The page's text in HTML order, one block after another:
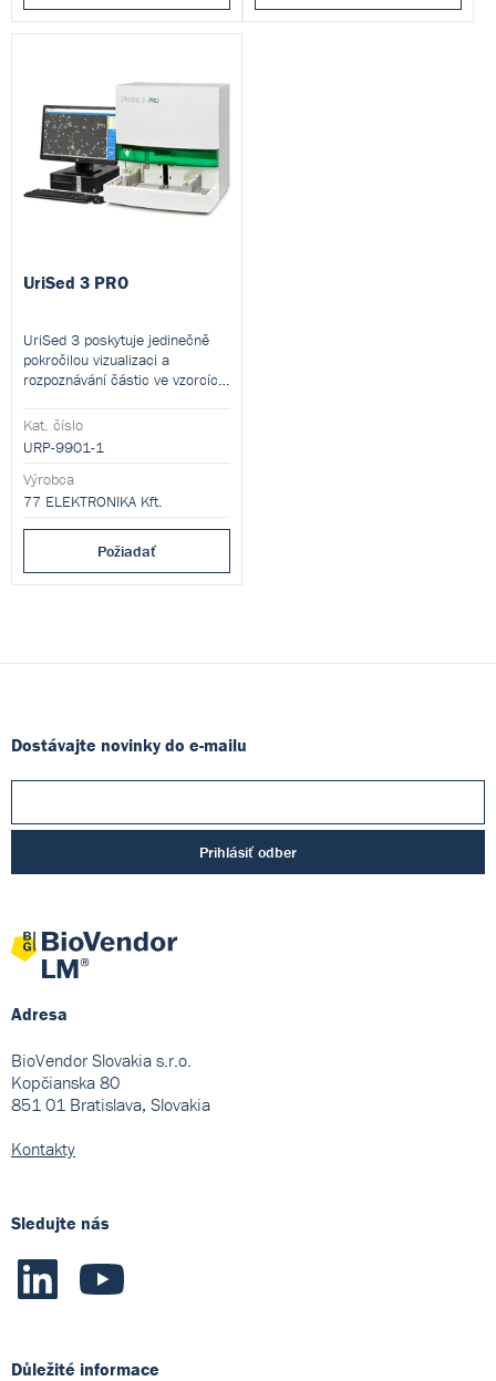
UriSed 3 PRO
UriSed 3 poskytuje jedinečně
pokročilou vizualizaci a
rozpoznávání částic ve vzorcích
kombinace jasného obrazu a
fázového kontrastu.
Kat. číslo
URP-9901-1
Výrobca
77 ELEKTRONIKA Kft.
Požiadať
Dostávajte novinky do e-mailu
Prihlásiť odber
Adresa
BioVendor Slovakia s.r.o.
Kopčianska 80
851 01 Bratislava, Slovakia
Kontakty
Sledujte nás
Důležité informace